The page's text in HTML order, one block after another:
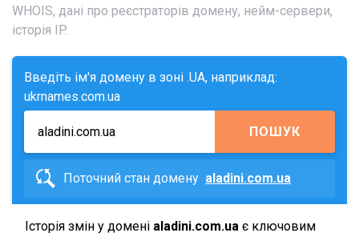
WHOIS, дані про реєстраторів домену, нейм-сервери,
історія IP.
Введіть ім'я домену в зоні .UA, наприклад:
ukrnames.com.ua
ПОШУК
Поточний стан домену aladini.com.ua
Історія змін у домені aladini.com.ua є ключовим